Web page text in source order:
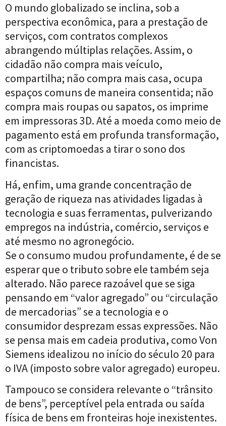
O mundo globalizado se inclina, sob a
perspectiva econômica, para a prestação de
serviços, com contratos complexos
abrangendo múltiplas relações. Assim, o
cidadão não compra mais veículo,
compartilha; não compra mais casa, ocupa
espaços comuns de maneira consentida; não
compra mais roupas ou sapatos, os imprime
em impressoras 3D. Até a moeda como meio de
pagamento está em profunda transformação,
com as criptomoedas a tirar o sono dos
financistas.
Há, enfim, uma grande concentração de
geração de riqueza nas atividades ligadas à
tecnologia e suas ferramentas, pulverizando
empregos na indústria, comércio, serviços e
até mesmo no agronegócio.
Se o consumo mudou profundamente, é de se
esperar que o tributo sobre ele também seja
alterado. Não parece razoável que se siga
pensando em “valor agregado” ou “circulação
de mercadorias” se a tecnologia e o
consumidor desprezam essas expressões. Não
se pensa mais em cadeia produtiva, como Von
Siemens idealizou no início do século 20 para
o IVA (imposto sobre valor agregado) europeu.
Tampouco se considera relevante o “trânsito
de bens”, perceptível pela entrada ou saída
física de bens em fronteiras hoje inexistentes.